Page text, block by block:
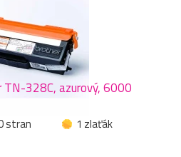
TN-328C, azurový, 6000
stran
1 zlaťák